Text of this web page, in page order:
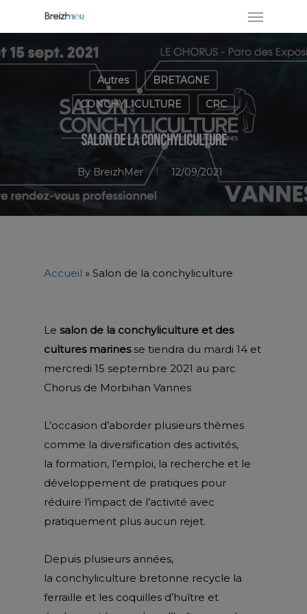
Autres
BRETAGNE
CONCHYLICULTURE
CRC
Salon de la conchyliculture
By BreizhMer 12/09/2021
Accueil » Salon de la conchyliculture
Le salon de la conchyliculture et des
cultures marinesse tiendra du mardi 14 et
mercredi 15 septembre 2021 au parc
Chorus de Morbihan Vannes
L’occasion d’aborder plusieurs thèmes
comme la diversification des activités,
la formation, l’emploi, la recherche et le
développement de pratiques pour
réduire l’impact de l’activité avec
pratiquement plus aucun rejet.
Depuis plusieurs années,
la conchyliculture bretonne recycle la
ferraille et les coquilles d’huître et